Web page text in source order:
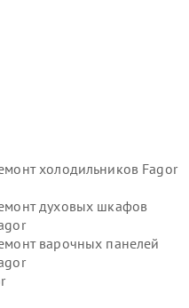
холодильников Fagor
духовых шкафов
варочных панелей